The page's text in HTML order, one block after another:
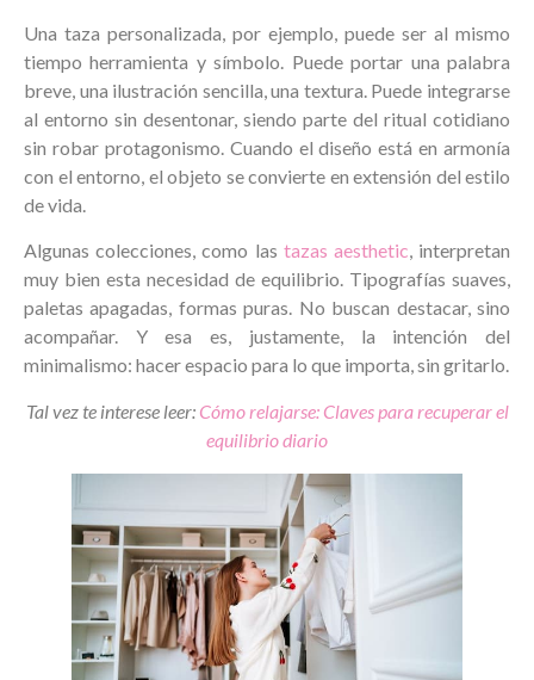
Una taza personalizada, por ejemplo, puede ser al mismo
tiempo herramienta y símbolo. Puede portar una palabra
breve, una ilustración sencilla, una textura. Puede integrarse
al entorno sin desentonar, siendo parte del ritual cotidiano
sin robar protagonismo. Cuando el diseño está en armonía
con el entorno, el objeto se convierte en extensión del estilo
de vida.
Algunas colecciones, como las tazas aesthetic, interpretan
muy bien esta necesidad de equilibrio. Tipografías suaves,
paletas apagadas, formas puras. No buscan destacar, sino
acompañar. Y esa es, justamente, la intención del
minimalismo: hacer espacio para lo que importa, sin gritarlo.
Tal vez te interese leer: Cómo relajarse: Claves para recuperar el
equilibrio diario